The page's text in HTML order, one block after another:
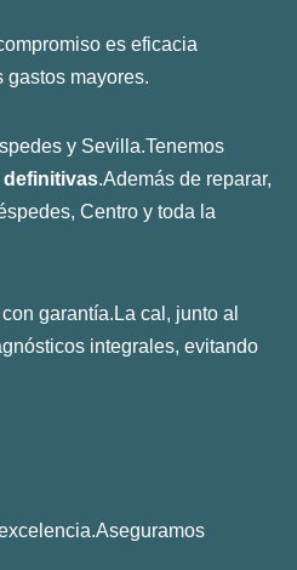
es eficacia
mayores.
y Sevilla.Tenemos
definitivas.Además de reparar,
Centro y toda la
garantía.La cal, junto al
integrales, evitando